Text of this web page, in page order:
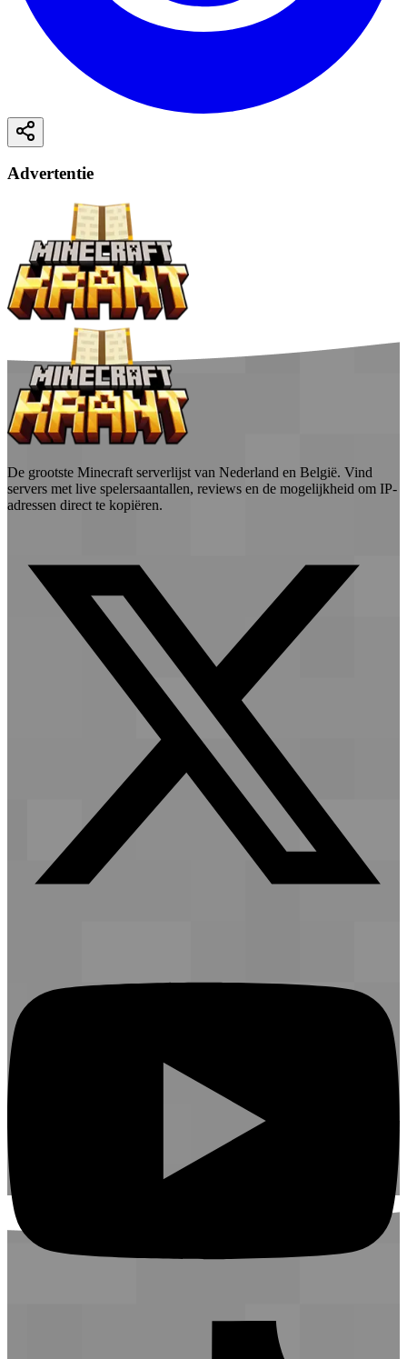
Advertentie
De grootste Minecraft serverlijst van Nederland en België. Vind
servers met live spelersaantallen, reviews en de mogelijkheid om IP-
adressen direct te kopiëren.